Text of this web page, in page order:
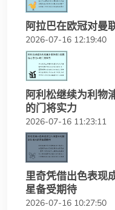
阿拉巴在欧冠对曼
2026-07-16 12:19:40
阿利松继续为利物
的门将实力
2026-07-16 11:23:11
里奇凭借出色表现
星备受期待
2026-07-16 10:27:50